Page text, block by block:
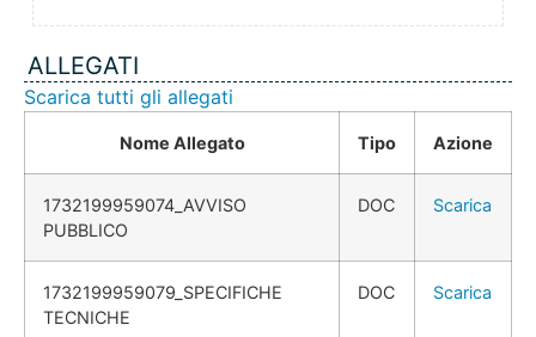
ALLEGATI
Scarica tutti gli allegati
Nome Allegato Tipo Azione
1732199959074_AVVISO
PUBBLICO
DOC Scarica
1732199959079_SPECIFICHE
TECNICHE
DOC Scarica